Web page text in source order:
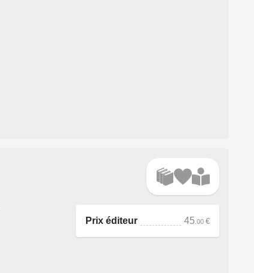
Prix éditeur 45 .00 €